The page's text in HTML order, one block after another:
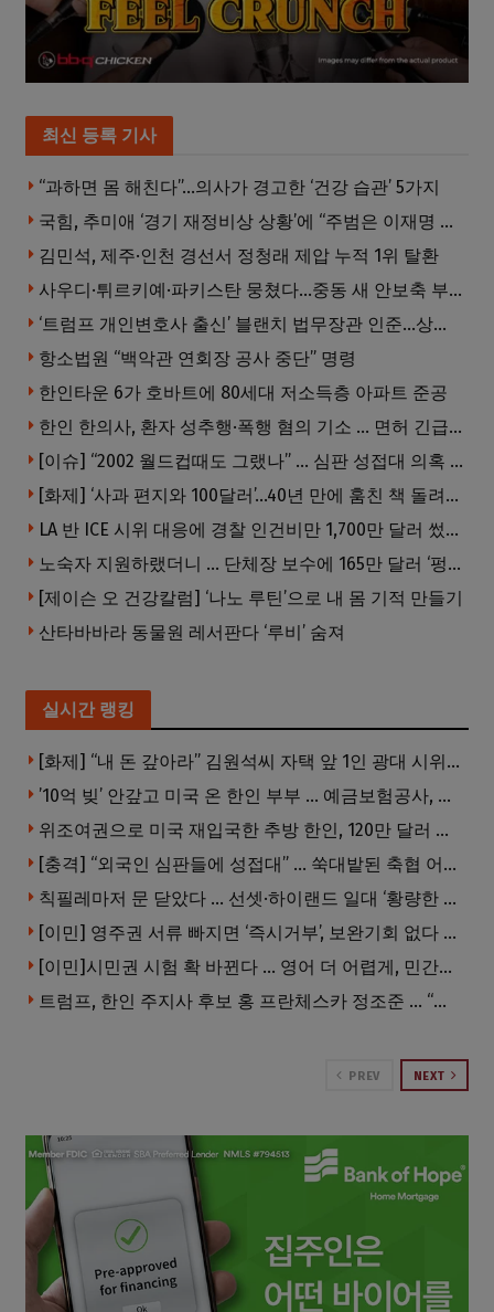
최신 등록 기사
“과하면 몸 해친다”…의사가 경고한 ‘건강 습관’ 5가지
국힘, 추미애 ‘경기 재정비상 상황’에 “주범은 이재명 전 지사”
김민석, 제주·인천 경선서 정청래 제압 누적 1위 탈환
사우디·튀르키예·파키스탄 뭉쳤다…중동 새 안보축 부상하나
‘트럼프 개인변호사 출신’ 블랜치 법무장관 인준…상원 50대49 가결
항소법원 “백악관 연회장 공사 중단” 명령
한인타운 6가 호바트에 80세대 저소득층 아파트 준공
한인 한의사, 환자 성추행·폭행 혐의 기소 … 면허 긴급정지
[이슈] “2002 월드컵때도 그랬나” … 심판 성접대 의혹 해외로 일파만파, 4강 신화까지 불똥
[화제] ‘사과 편지와 100달러’…40년 만에 훔친 책 돌려준 절도범
LA 반 ICE 시위 대응에 경찰 인건비만 1,700만 달러 썼다.
노숙자 지원하랬더니 … 단체장 보수에 165만 달러 ‘펑펑’
[제이슨 오 건강칼럼] ‘나노 루틴’으로 내 몸 기적 만들기
산타바바라 동물원 레서판다 ‘루비’ 숨져
실시간 랭킹
[화제] “내 돈 갚아라” 김원석씨 자택 앞 1인 광대 시위 … 한인 투자사, “108만 달러 못받아”
’10억 빚’ 안갚고 미국 온 한인 부부 … 예금보험공사, 미국서 소송
위조여권으로 미국 재입국한 추방 한인, 120만 달러 은행 사기 행각
[충격] “외국인 심판들에 성접대” … 쑥대밭된 축협 어디까지 추락하나
칙필레마저 문 닫았다 … 선셋·하이랜드 일대 ‘황량한 거리’로
[이민] 영주권 서류 빠지면 ‘즉시거부’, 보완기회 없다 … 이민심사 8월부터 확 바뀐다
[이민]시민권 시험 확 바뀐다 … 영어 더 어렵게, 민간시험 도입 추진
트럼프, 한인 주지사 후보 홍 프란체스카 정조준 … “미치광이다”
PREV NEXT